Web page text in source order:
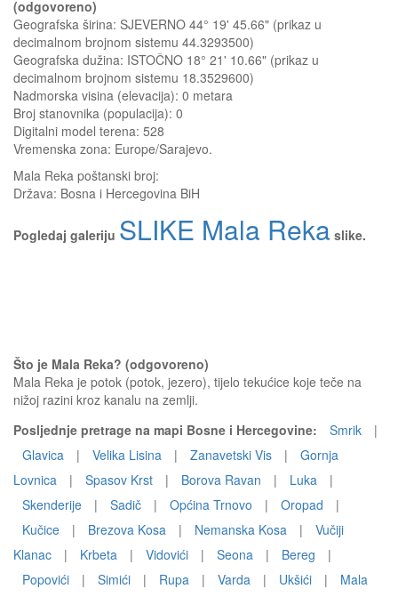
(odgovoreno)
Geografska širina: SJEVERNO 44° 19' 45.66" (prikaz u
decimalnom brojnom sistemu 44.3293500)
Geografska dužina: ISTOČNO 18° 21' 10.66" (prikaz u
decimalnom brojnom sistemu 18.3529600)
Nadmorska visina (elevacija): 0 metara
Broj stanovnika (populacija): 0
Digitalni model terena: 528
Vremenska zona: Europe/Sarajevo.
Mala Reka poštanski broj:
Država: Bosna i Hercegovina BiH
Pogledaj galeriju SLIKE Mala Reka slike.
Što je Mala Reka? (odgovoreno)
Mala Reka je potok (potok, jezero), tijelo tekućice koje teče na
nižoj razini kroz kanalu na zemlji.
Posljednje pretrage na mapi Bosne i Hercegovine:
Smrik
|
Glavica
| Velika Lisina | Zanavetski Vis |
Gornja
Lovnica
| Spasov Krst | Borova Ravan | Luka
|
Skenderije
| Sadič | Općina Trnovo | Oropad
|
Kučice
| Brezova Kosa | Nemanska Kosa |
Vučiji
Klanac
| Krbeta | Vidovići | Seona | Bereg
|
Popovići
| Simići | Rupa | Varda | Ukšići |
Mala